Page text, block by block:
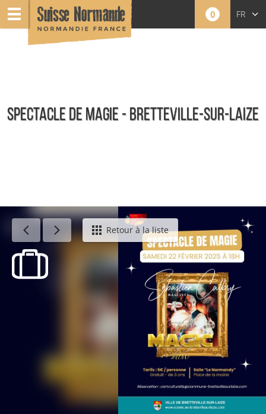
0 FR
SPECTACLE DE MAGIE - BRETTEVILLE-SUR-LAIZE
Événements Retour à la liste